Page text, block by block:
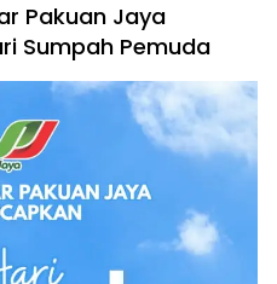
Pakuan Jaya
Sumpah Pemuda